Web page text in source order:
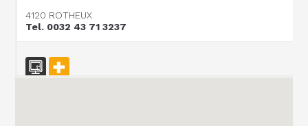
4120 ROTHEUX
Tel. 0032 43 71 3237